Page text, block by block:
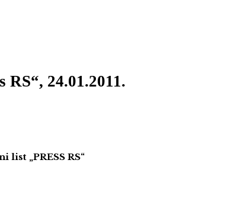
24.01.2011.
list „PRESS RS“